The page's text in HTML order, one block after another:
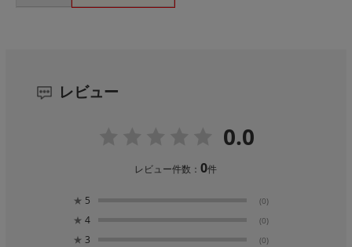
レビュー
0.0
レビュー件数：0件
★ 5 (0)
★ 4 (0)
★ 3 (0)